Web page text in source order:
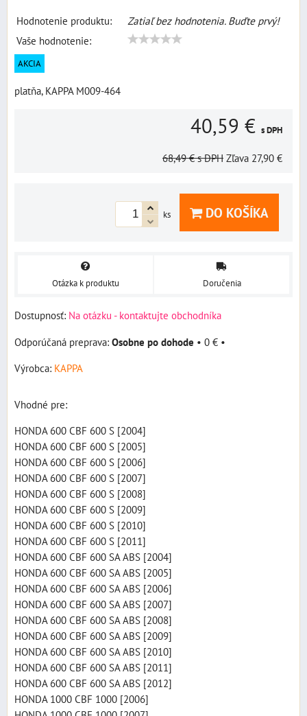
Hodnotenie produktu:
Zatiaľ bez hodnotenia. Buďte prvý!
Vaše hodnotenie:
AKCIA
platňa, KAPPA M009-464
40,59 € s DPH
68,49 € s DPH Zľava 27,90 €
ks DO KOŠÍKA
Otázka k produktu Doručenia
Dostupnosť: Na otázku - kontaktujte obchodníka
Osobne po dohode • 0 € •
Výrobca: KAPPA
Vhodné pre:
HONDA 600 CBF 600 S [2004]
HONDA 600 CBF 600 S [2005]
HONDA 600 CBF 600 S [2006]
HONDA 600 CBF 600 S [2007]
HONDA 600 CBF 600 S [2008]
HONDA 600 CBF 600 S [2009]
HONDA 600 CBF 600 S [2010]
HONDA 600 CBF 600 S [2011]
HONDA 600 CBF 600 SA ABS [2004]
HONDA 600 CBF 600 SA ABS [2005]
HONDA 600 CBF 600 SA ABS [2006]
HONDA 600 CBF 600 SA ABS [2007]
HONDA 600 CBF 600 SA ABS [2008]
HONDA 600 CBF 600 SA ABS [2009]
HONDA 600 CBF 600 SA ABS [2010]
HONDA 600 CBF 600 SA ABS [2011]
HONDA 600 CBF 600 SA ABS [2012]
HONDA 1000 CBF 1000 [2006]